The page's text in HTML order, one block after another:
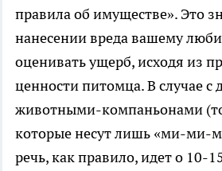
правила об имуществе». Это
нанесении вреда вашему
оценивать ущерб, исходя из
ценности питомца. В случае
животными-компаньонами
которые несут лишь «ми-ми-
речь, как правило, идет о 10-